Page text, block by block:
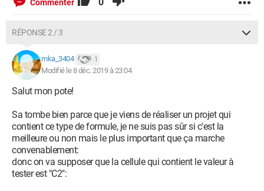
Commenter
RÉPONSE 2 / 3
mka_3404 1
Modifié le 8 déc. 2019 à 23:04
Salut mon pote!
Sa tombe bien parce que je viens de réaliser un projet qui
contient ce type de formule, je ne suis pas sûr si c'est la
meilleure ou non mais le plus important que ça marche
convenablement:
donc on va supposer que la cellule qui contient le valeur à
tester est "C2":